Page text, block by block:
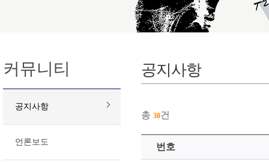
커뮤니티
공지사항
언론보도
공지사항
총 30건
번호